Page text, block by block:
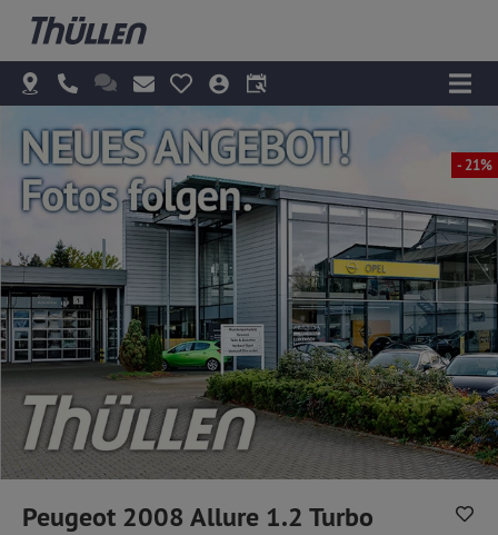
- 21%
Peugeot 2008 Allure 1.2 Turbo